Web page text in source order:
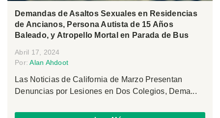
Demandas de Asaltos Sexuales en Residencias
de Ancianos, Persona Autista de 15 Años
Baleado, y Atropello Mortal en Parada de Bus
Abril 17, 2024
Por:Alan Ahdoot
Las Noticias de California de Marzo Presentan
Denuncias por Lesiones en Dos Colegios, Dema...